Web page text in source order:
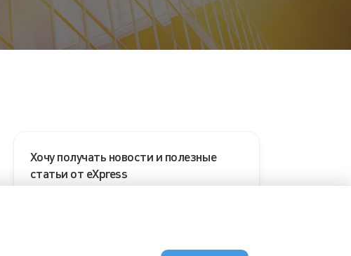
Хочу получать новости и полезные
статьи от eXpress